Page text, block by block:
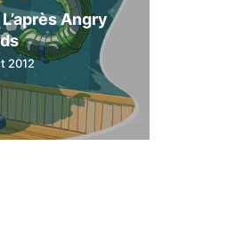
Angry
2012